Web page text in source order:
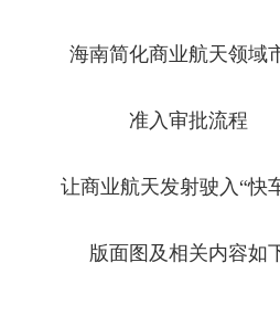
海南简化商业航天领域
准入审批流程
让商业航天发射驶入“快
版面图及相关内容如